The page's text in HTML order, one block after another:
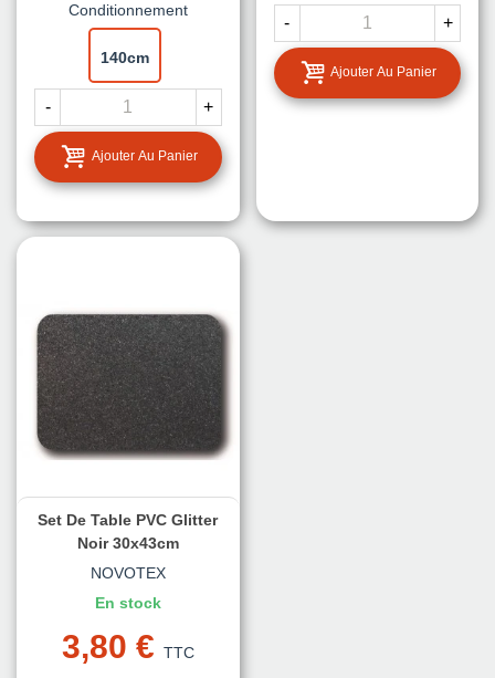
Conditionnement
140cm
- +
Ajouter Au Panier
- +
Ajouter Au Panier
Set De Table PVC Glitter
Noir 30x43cm
NOVOTEX
En stock
3,80 € TTC